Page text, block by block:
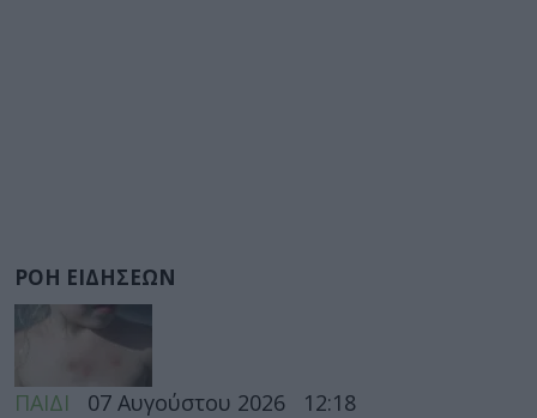
ΡΟΗ ΕΙΔΗΣΕΩΝ
ΠΑΙΔΙ 07 Αυγούστου 2026 12:18